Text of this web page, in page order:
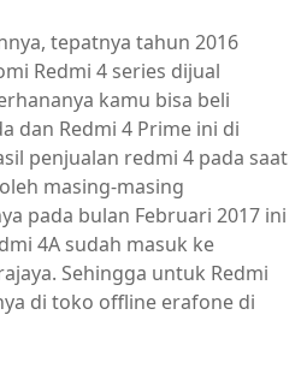
tepatnya tahun 2016
Redmi 4 series dijual
kamu bisa beli
dan Redmi 4 Prime ini di
penjualan redmi 4 pada saat
masing-masing
pada bulan Februari 2017 ini
4A sudah masuk ke
Sehingga untuk Redmi
di toko offline erafone di